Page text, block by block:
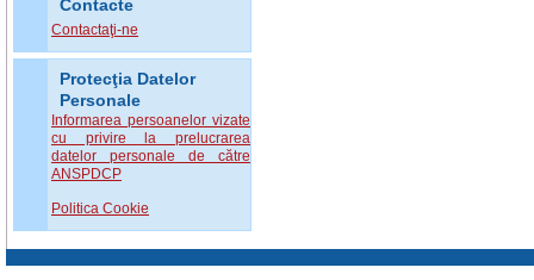
Contacte
Contactaţi-ne
Protecţia Datelor
Personale
Informarea persoanelor vizate
cu privire la prelucrarea
datelor personale de către
ANSPDCP
Politica Cookie